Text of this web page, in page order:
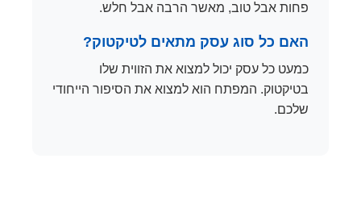
פחות אבל טוב, מאשר הרבה אבל חלש.
האם כל סוג עסק מתאים לטיקטוק?
כמעט כל עסק יכול למצוא את הזווית שלו
בטיקטוק. המפתח הוא למצוא את הסיפור הייחודי
שלכם.